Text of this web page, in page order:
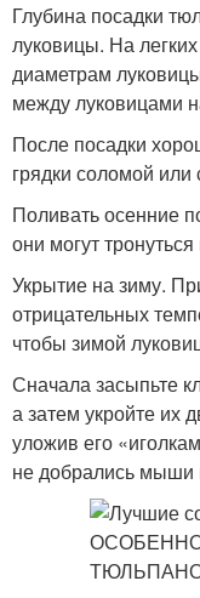
Глубина посадки
луковицы. На
диаметрам
между луковицами
После посадки
грядки соломой или
Поливать осенние
они могут тронуться
Укрытие на зиму.
отрицательных
чтобы зимой
Сначала засыпьте
а затем укройте их
уложив его
не добрались мыши